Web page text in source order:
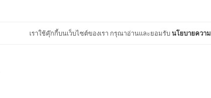
เราใช้คุ๊กกี้บนเว็บไซต์ของเรา กรุณาอ่านและยอมรับนโยบายควา